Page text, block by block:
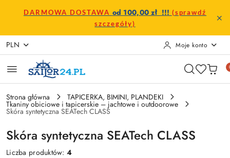
Przejdź do treści głównej
Przejdź do wyszukiwarki
Przejdź do moje konto
Przejdź do menu głównego
Przejdź do stopki
DARMOWA DOSTAWA od 100,00 zł !!! (sprawdź
szczegóły)
PLN Moje konto
Strona główna TAPICERKA, BIMINI, PLANDEKI
Tkaniny obiciowe i tapicerskie – jachtowe i outdoorowe
Skóra syntetyczna SEATech CLASS
Skóra syntetyczna SEATech CLASS
Liczba produktów:4